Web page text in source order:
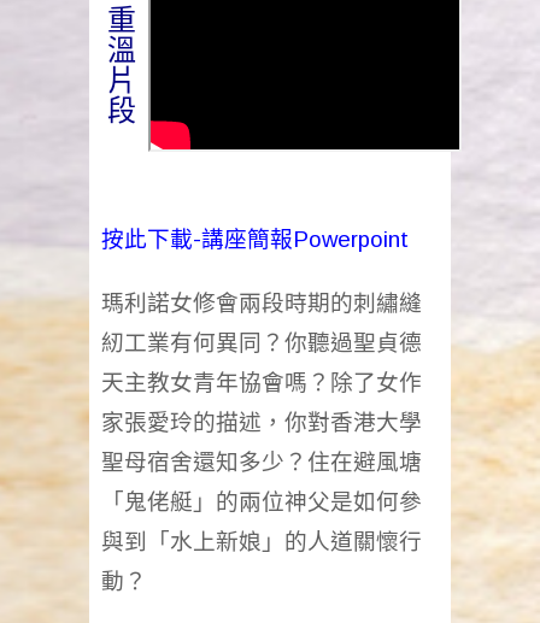
重
溫
片
段
按此下載-講座簡報Powerpoint
瑪利諾女修會兩段時期的刺繡縫
紉工業有何異同？你聽過聖貞德
天主教女青年協會嗎？除了女作
家張愛玲的描述，你對香港大學
聖母宿舍還知多少？住在避風塘
「鬼佬艇」的兩位神父是如何參
與到「水上新娘」的人道關懷行
動？